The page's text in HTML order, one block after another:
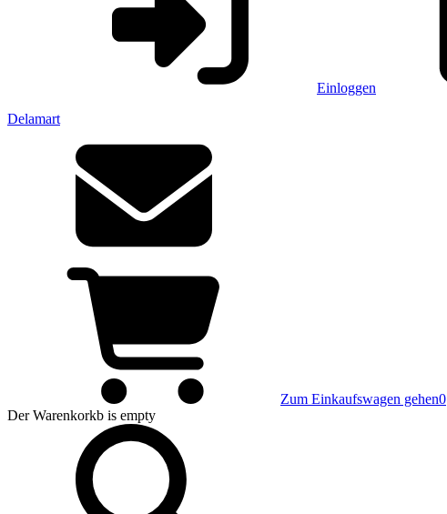
Einloggen
Delamart
Zum Einkaufswagen gehen0
Der Warenkorkb is empty